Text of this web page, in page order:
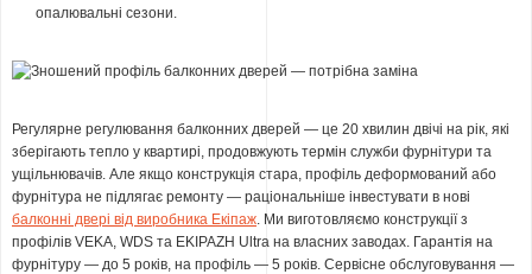
опалювальні сезони.
Регулярне регулювання балконних дверей — це 20 хвилин двічі на рік, які
зберігають тепло у квартирі, продовжують термін служби фурнітури та
ущільнювачів. Але якщо конструкція стара, профіль деформований або
фурнітура не підлягає ремонту — раціональніше інвестувати в нові
балконні двері від виробника Екіпаж. Ми виготовляємо конструкції з
профілів VEKA, WDS та EKIPAZH Ultra на власних заводах. Гарантія на
фурнітуру — до 5 років, на профіль — 5 років. Сервісне обслуговування —